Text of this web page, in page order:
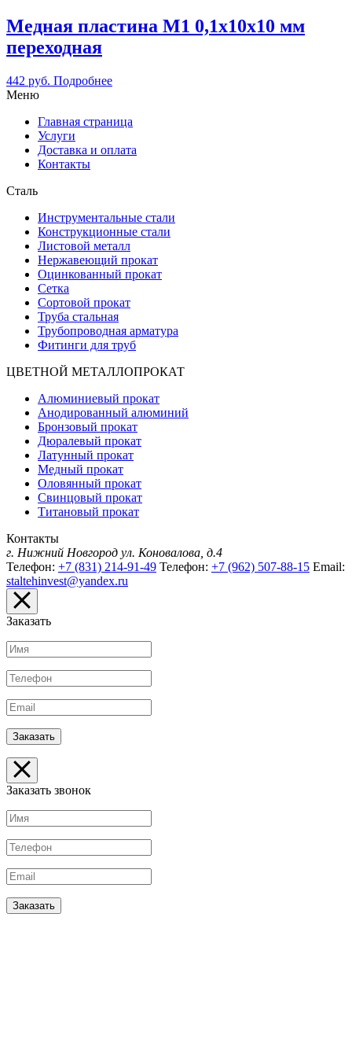
Медная пластина М1 0,1х10х10 мм
переходная
442 руб. Подробнее
Меню
Главная страница
Услуги
Доставка и оплата
Контакты
Сталь
Инструментальные стали
Конструкционные стали
Листовой металл
Нержавеющий прокат
Оцинкованный прокат
Сетка
Сортовой прокат
Труба стальная
Трубопроводная арматура
Фитинги для труб
ЦВЕТНОЙ МЕТАЛЛОПРОКАТ
Алюминиевый прокат
Анодированный алюминий
Бронзовый прокат
Дюралевый прокат
Латунный прокат
Медный прокат
Оловянный прокат
Свинцовый прокат
Титановый прокат
Контакты
г. Нижний Новгород ул. Коновалова, д.4
Телефон: +7 (831) 214-91-49 Телефон: +7 (962) 507-88-15 Email:
staltehinvest@yandex.ru
Заказать
Заказать звонок